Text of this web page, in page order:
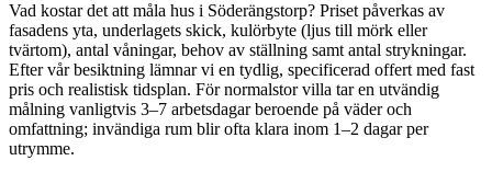
Vad kostar det att måla hus i Söderängstorp? Priset påverkas av
fasadens yta, underlagets skick, kulörbyte (ljus till mörk eller
tvärtom), antal våningar, behov av ställning samt antal strykningar.
Efter vår besiktning lämnar vi en tydlig, specificerad offert med fast
pris och realistisk tidsplan. För normalstor villa tar en utvändig
målning vanligtvis 3–7 arbetsdagar beroende på väder och
omfattning; invändiga rum blir ofta klara inom 1–2 dagar per
utrymme.